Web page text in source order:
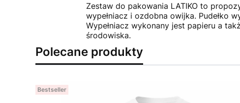
Zestaw do pakowania LATIKO to
wypełniacz i ozdobna owijka. Pudełko
Wypełniacz wykonany jest papieru a
środowiska.
Polecane produkty
Bestseller